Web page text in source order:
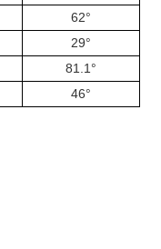
62°
29°
81.1°
46°